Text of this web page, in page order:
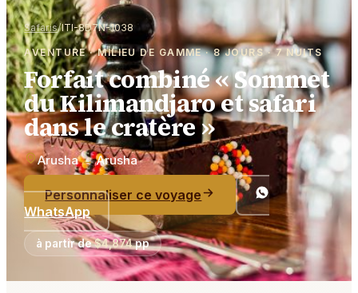
Safaris/ITI-8D7N-1038
AVENTURE · MILIEU DE GAMME · 8 JOURS · 7 NUITS
Forfait combiné « Sommet
du Kilimandjaro et safari
dans le cratère »
Arusha → Arusha
Personnaliser ce voyage
WhatsApp
à partir de$4,874pp